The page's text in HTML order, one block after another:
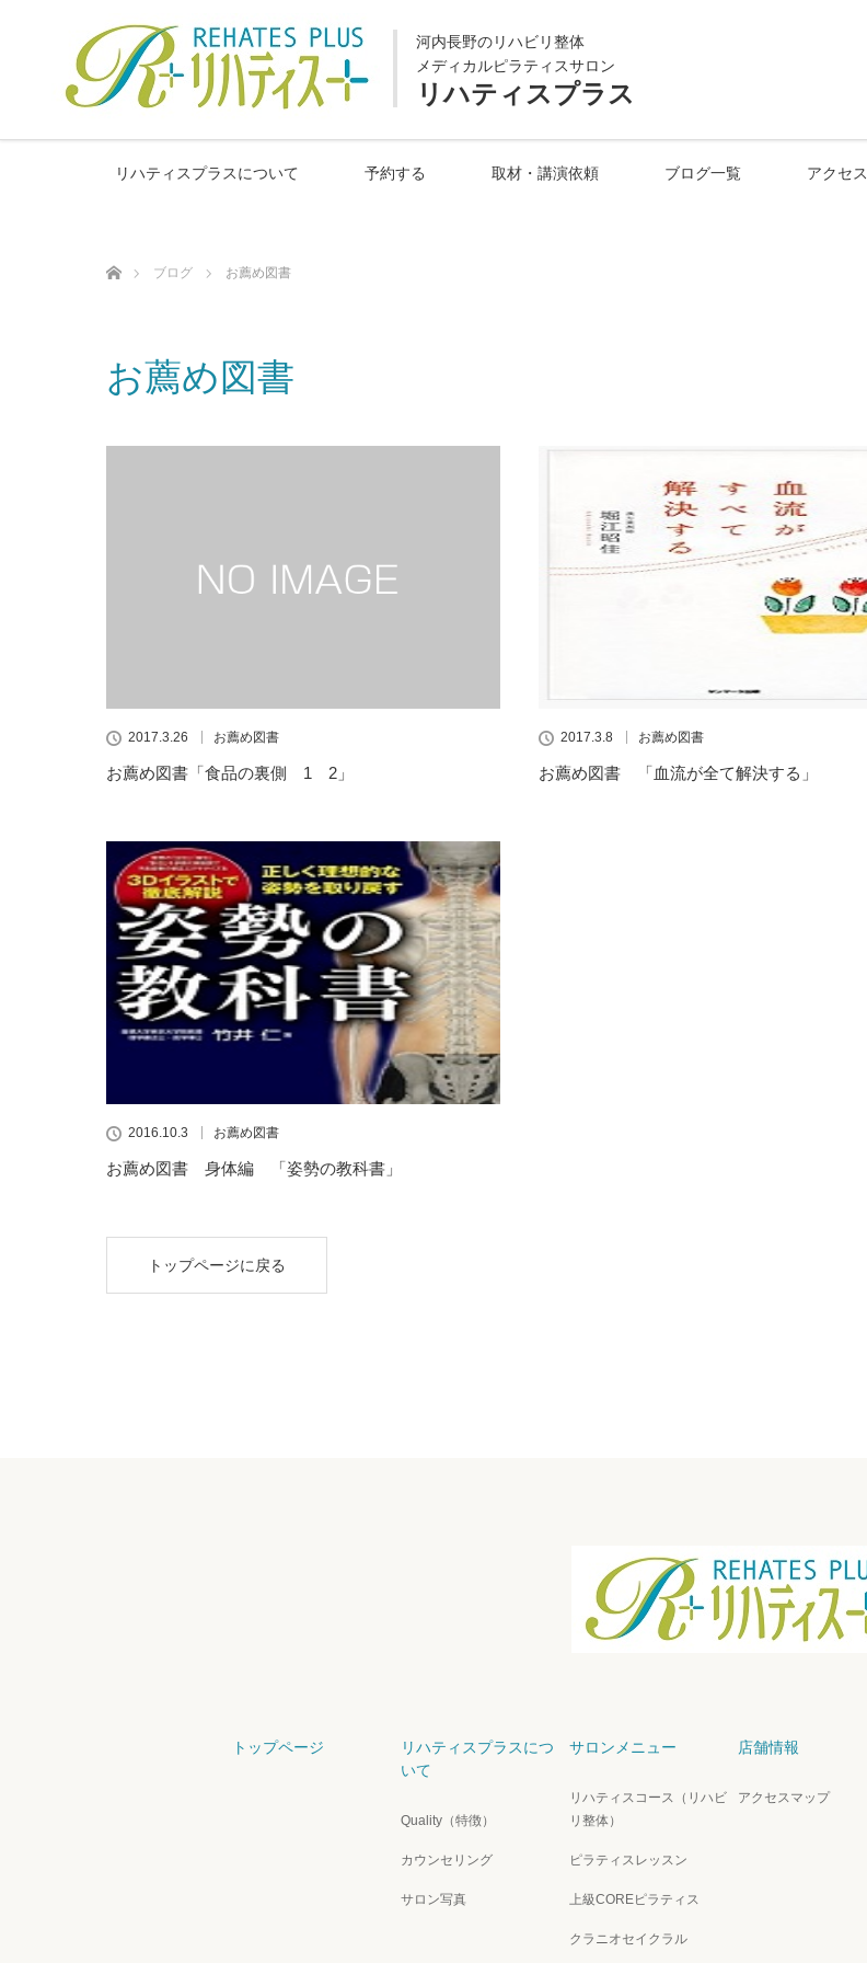
河内長野のリハビリ整体
メディカルピラティスサロン
リハティスプラス
リハティスプラスについて 予約する 取材・講演依頼 ブログ一覧 アクセス
ブログ
お薦め図書
お薦め図書
2017.3.26 お薦め図書
お薦め図書「食品の裏側 1 2」
2017.3.8 お薦め図書
お薦め図書 「血流が全て解決する」
2016.10.3 お薦め図書
お薦め図書 身体編 「姿勢の教科書」
トップページに戻る
トップページ
リハティスプラスにつ
いて
Quality（特徴）
カウンセリング
サロン写真
サロンメニュー
リハティスコース（リハビ
リ整体）
ピラティスレッスン
上級COREピラティス
クラニオセイクラル
店舗情報
アクセスマップ